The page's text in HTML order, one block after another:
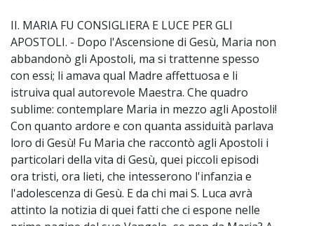
II. MARIA FU CONSIGLIERA E LUCE PER GLI
APOSTOLI. - Dopo l'Ascensione di Gesù, Maria non
abbandonò gli Apostoli, ma si trattenne spesso
con essi; li amava qual Madre affettuosa e li
istruiva qual autorevole Maestra. Che quadro
sublime: contemplare Maria in mezzo agli Apostoli!
Con quanto ardore e con quanta assiduità parlava
loro di Gesù! Fu Maria che raccontò agli Apostoli i
particolari della vita di Gesù, quei piccoli episodi
ora tristi, ora lieti, che intesserono l'infanzia e
l'adolescenza di Gesù. E da chi mai S. Luca avrà
attinto la notizia di quei fatti che ci espone nelle